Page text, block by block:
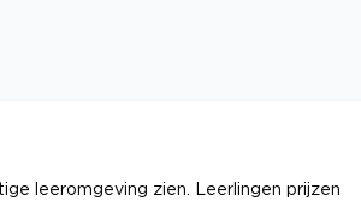
leeromgeving zien. Leerlingen prijzen